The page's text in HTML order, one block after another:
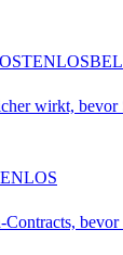
wirkt, bevor